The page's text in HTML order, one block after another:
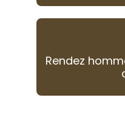
Rendez